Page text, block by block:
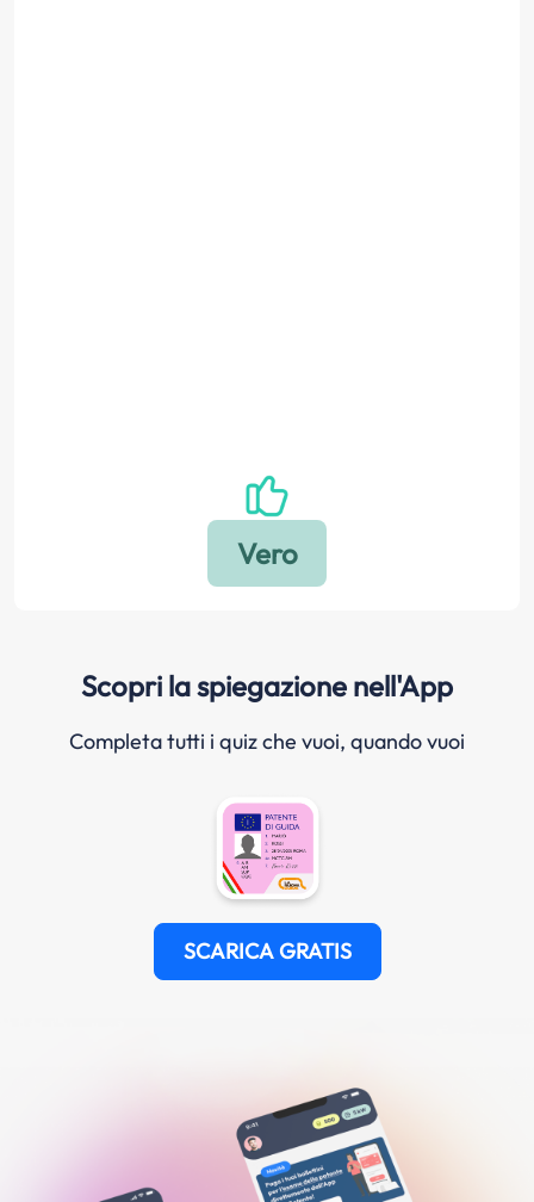
Scopri la spiegazione nell'App
Completa tutti i quiz che vuoi, quando vuoi
SCARICA GRATIS